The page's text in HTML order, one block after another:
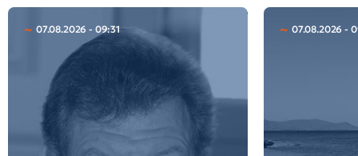
07.08.2026 - 09:31 07.08.2026 -